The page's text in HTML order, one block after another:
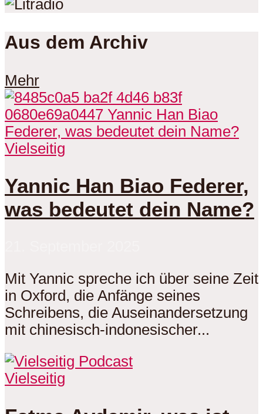
Aus dem Archiv
Mehr
Vielseitig
Yannic Han Biao Federer,
was bedeutet dein Name?
Mit Yannic spreche ich über seine Zeit
in Oxford, die Anfänge seines
Schreibens, die Auseinandersetzung
mit chinesisch-indonesischer...
Vielseitig